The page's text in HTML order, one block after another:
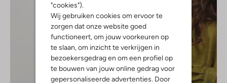
"cookies").
Wij gebruiken cookies om ervoor te
zorgen dat onze website goed
functioneert, om jouw voorkeuren op
te slaan, om inzicht te verkrijgen in
bezoekersgedrag en om een profiel op
te bouwen van jouw online gedrag voor
gepersonaliseerde advertenties. Door